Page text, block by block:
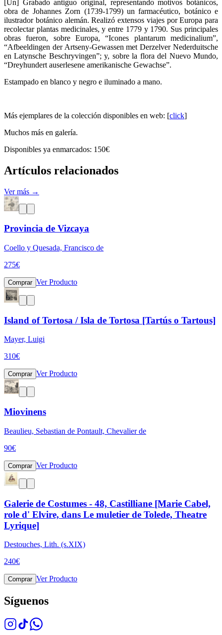
[Un] Grabado antiguo original, representando motivos botánicos,
obra de Johannes Zorn (1739-1799) un farmacéutico, botánico e
ilustrador botánico alemán. Realizó extensos viajes por Europa para
recolectar plantas medicinales, y entre 1779 y 1790. Sus principales
obras fueron, sobre Europa, “Icones plantarum medicinalium”,
“Afbeeldingen der Artseny-Gewassen met Derzelver Nederduitsche
en Latynsche Beschryvingen”; y, sobre la flora del Nuevo Mundo,
“Dreyhundert auserlesene amerikanische Gewachse”.
Estampado en blanco y negro e iluminado a mano.
Más ejemplares de la colección disponibles en web: [click]
Muchos más en galería.
Disponibles ya enmarcados: 150€
Artículos relacionados
Ver más →
Provincia de Vizcaya
Coello y Quesada, Francisco de
275€
Comprar Ver Producto
Island of Tortosa / Isla de Tortosa [Tartús o Tartous]
Mayer, Luigi
310€
Comprar Ver Producto
Miovinens
Beaulieu, Sebastian de Pontault, Chevalier de
90€
Comprar Ver Producto
Galerie de Costumes - 48, Castilliane [Marie Cabel,
role d' Elvire, dans Le muletier de Tolede, Theatre
Lyrique]
Destouches, Lith. (s.XIX)
240€
Comprar Ver Producto
Síguenos